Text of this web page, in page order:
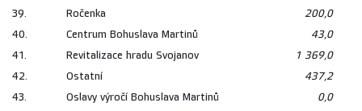
39.
Ročenka
200,0
40.
Centrum Bohuslava Martinů
43,0
41.
Revitalizace hradu Svojanov
1 369,0
42.
Ostatní
437,2
43.
Oslavy výročí Bohuslava Martinů
0,0